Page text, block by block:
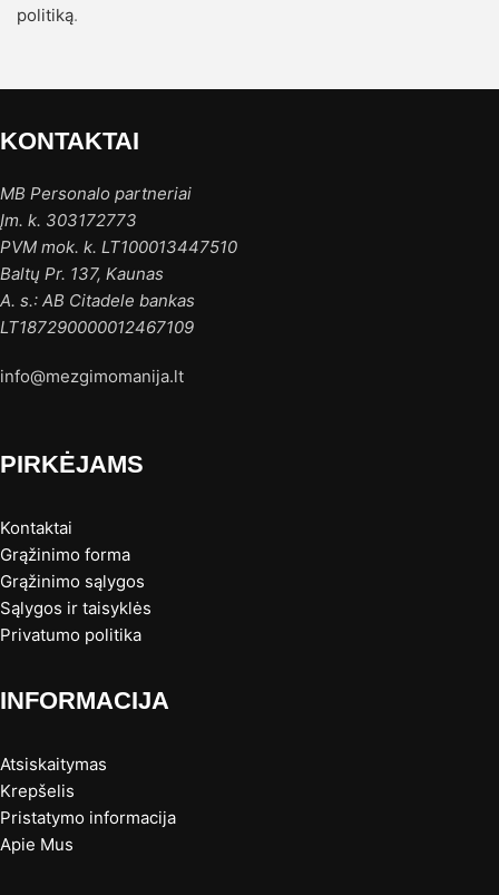
politiką.
KONTAKTAI
MB Personalo partneriai
Įm. k. 303172773
PVM mok. k. LT100013447510
Baltų Pr. 137, Kaunas
A. s.: AB Citadele bankas
LT187290000012467109
info@mezgimomanija.lt
PIRKĖJAMS
Kontaktai
Grąžinimo forma
Grąžinimo sąlygos
Sąlygos ir taisyklės
Privatumo politika
INFORMACIJA
Atsiskaitymas
Krepšelis
Pristatymo informacija
Apie Mus